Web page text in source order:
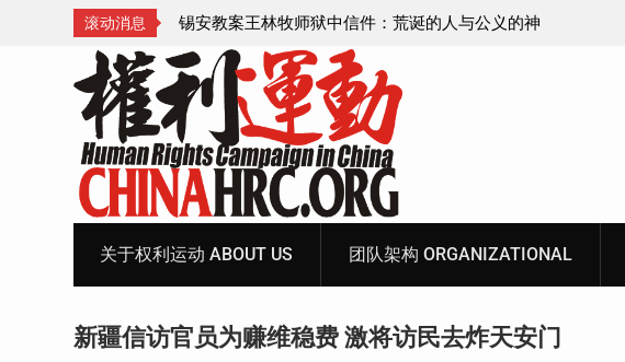
滚动消息
的人与公义的神 顾玲娣：涉黑涉恶刑事报案信
关于权利运动 ABOUT US 团队架构 ORGANIZATIONAL
新疆信访官员为赚维稳费 激将访民去炸天安门